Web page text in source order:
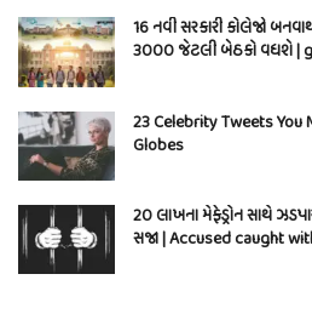
16 નવી સરકારી કોલેજો
3000 જેટલી બેઠકો વધશે |
23 Celebrity Tweets You
Globes
20 લાખના મેફેડ્રોન સાથે
સજા | Accused caught